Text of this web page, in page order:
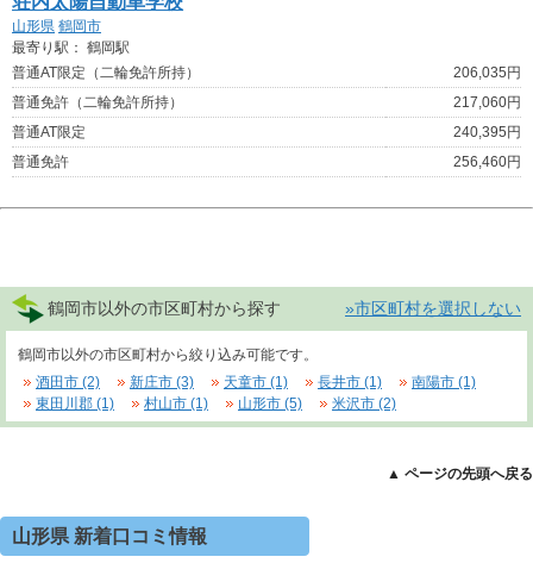
山形県 鶴岡市
最寄り駅： 鶴岡駅
普通AT限定（二輪免許所持）
206,035円
普通免許（二輪免許所持）
217,060円
普通AT限定
240,395円
普通免許
256,460円
鶴岡市以外の市区町村から探す »市区町村を選択しない
鶴岡市以外の市区町村から絞り込み可能です。
酒田市 (2)
新庄市 (3) 天童市 (1) 長井市 (1)
南陽市 (1)
東田川郡 (1)
村山市 (1) 山形市 (5) 米沢市 (2)
▲ ページの先頭へ戻る
山形県 新着口コミ情報